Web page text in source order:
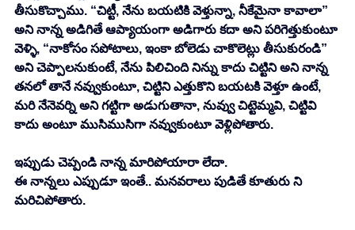
తీసుకొచ్చాము. “చిట్టీ, నేను బయటికి వెళ్తున్నా, నీకేమైనా కావాలా”
అని నాన్న అడిగితే ఆప్యాయంగా అడిగారు కదా అని పరిగెత్తుకుంటూ
వెళ్ళి, “నాకోసం సపోటాలు, ఇంకా బోలెడు చాకొలెట్లు తీసుకురండి”
అని చెప్పాలనుకుంటే, నేను పిలిచింది నిన్ను కాదు చిట్టిని అని నాన్న
తనలో తానే నవ్వుకుంటూ, చిట్టిని ఎత్తుకొని బయటకి వెళ్తూ ఉంటే,
మరి నేనెవర్ని అని గట్టిగా అడుగుతానా, నువ్వు చిట్టెమ్మవి, చిట్టివి
కాదు అంటూ ముసిముసిగా నవ్వుకుంటూ వెళ్లిపోతారు.
ఇప్పుడు చెప్పండి నాన్న మారిపోయారా లేదా.
ఈ నాన్నలు ఎప్పుడూ ఇంతే.. మనవరాలు పుడితే కూతురు ని
మరిచిపోతారు.